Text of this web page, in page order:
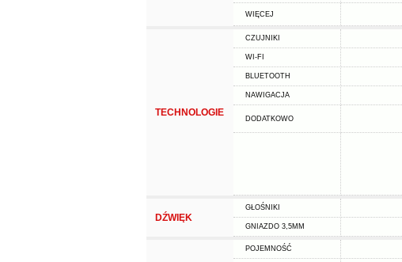
WIĘCEJ
TECHNOLOGIE
CZUJNIKI
WI-FI
BLUETOOTH
NAWIGACJA
DODATKOWO
DŹWIĘK
GŁOŚNIKI
GNIAZDO 3,5MM
POJEMNOŚĆ